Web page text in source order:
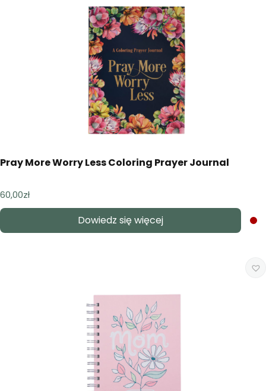
Pray More Worry Less Coloring Prayer Journal
60,00zł
Dowiedz się więcej